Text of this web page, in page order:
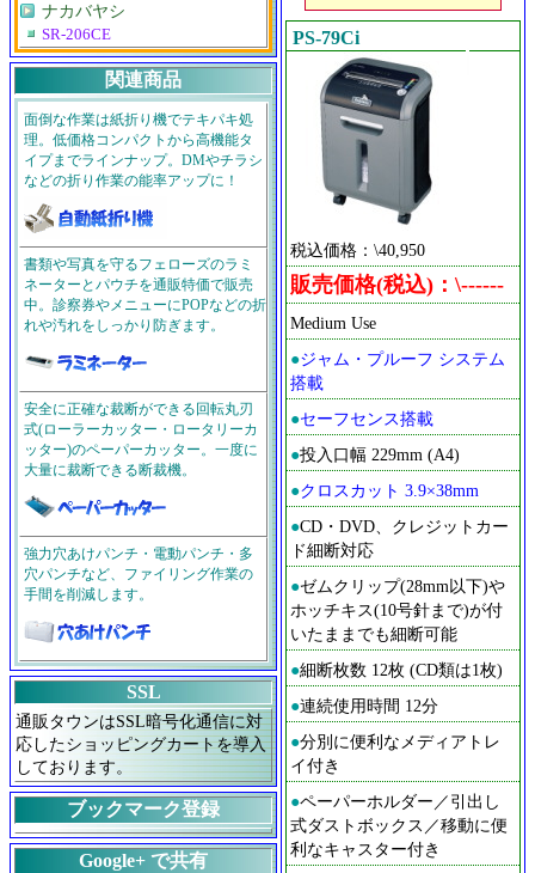
PS-79Ci
税込価格：\40,950
販売価格(税込)：\------
Medium Use
●ジャム・プルーフ システム
搭載
●セーフセンス搭載
●投入口幅 229mm (A4)
●クロスカット 3.9×38mm
●CD・DVD、クレジットカー
ド細断対応
●ゼムクリップ(28mm以下)や
ホッチキス(10号針まで)が付
いたままでも細断可能
●細断枚数 12枚 (CD類は1枚)
●連続使用時間 12分
●分別に便利なメディアトレ
イ付き
●ペーパーホルダー／引出し
式ダストボックス／移動に便
利なキャスター付き
ナカバヤシ
SR-206CE
関連商品
面倒な作業は紙折り機でテキパキ処
理。低価格コンパクトから高機能タ
イプまでラインナップ。DMやチラシ
などの折り作業の能率アップに！
書類や写真を守るフェローズのラミ
ネーターとパウチを通販特価で販売
中。診察券やメニューにPOPなどの折
れや汚れをしっかり防ぎます。
安全に正確な裁断ができる回転丸刃
式(ローラーカッター・ロータリーカ
ッター)のペーパーカッター。一度に
大量に裁断できる断裁機。
強力穴あけパンチ・電動パンチ・多
穴パンチなど、ファイリング作業の
手間を削減します。
SSL
通販タウンはSSL暗号化通信に対
応したショッピングカートを導入
しております。
ブックマーク登録
Google+ で共有